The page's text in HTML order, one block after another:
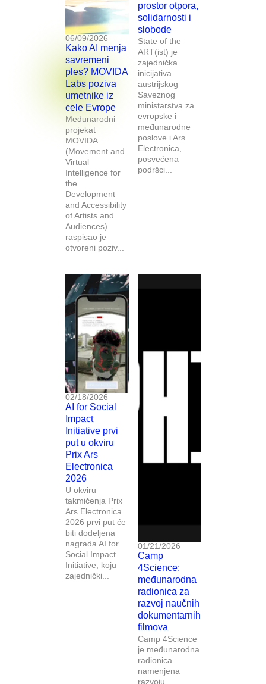
06/09/2026
Kako AI menja
savremeni
ples? MOVIDA
Labs poziva
umetnike iz
cele Evrope
Međunarodni
projekat
MOVIDA
(Movement and
Virtual
Intelligence for
the
Development
and Accessibility
of Artists and
Audiences)
raspisao je
otvoreni poziv...
prostor otpora,
solidarnosti i
slobode
State of the
ART(ist) je
zajednička
inicijativa
austrijskog
Saveznog
ministarstva za
evropske i
međunarodne
poslove i Ars
Electronica,
posvećena
podršci...
02/18/2026
AI for Social
Impact
Initiative prvi
put u okviru
Prix Ars
Electronica
2026
U okviru
takmičenja Prix
Ars Electronica
2026 prvi put će
biti dodeljena
nagrada AI for
Social Impact
Initiative, koju
zajednički...
01/21/2026
Camp
4Science:
međunarodna
radionica za
razvoj naučnih
dokumentarnih
filmova
Camp 4Science
je međunarodna
radionica
namenjena
razvoju